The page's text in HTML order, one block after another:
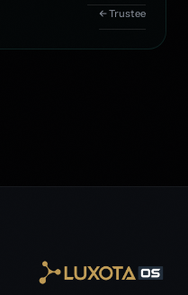
Trustee ←